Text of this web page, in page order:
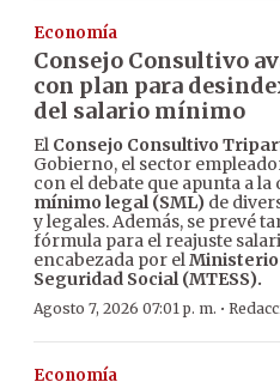
Economía
Consejo Consultivo
con plan para
del salario mínimo
El Consejo Consultivo
Gobierno, el sector
con el debate que apunta a
mínimo legal (SML) de
y legales. Además, se prevé
fórmula para el reajuste
encabezada por elMinisterio
Seguridad Social (MTESS).
Agosto 7, 2026 07:01 p. m. ·
Economía